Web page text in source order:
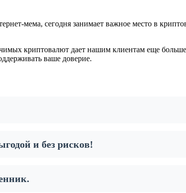
мема, сегодня занимает важное место в
криптовалют дает нашим клиентам еще
ваше доверие.
и без рисков!